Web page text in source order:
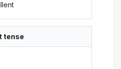
tense